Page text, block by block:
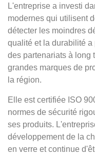
L'entreprise a investi
modernes qui utilisent
détecter les moindres
qualité et la durabilité
des partenariats à long
grandes marques de
la région.
Elle est certifiée ISO
normes de sécurité
ses produits.
développement de la
en verre et continue